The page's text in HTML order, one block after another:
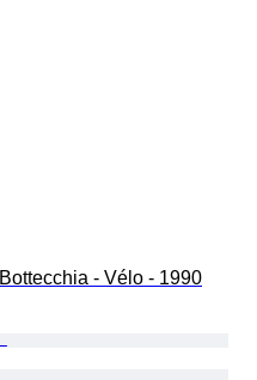
Bottecchia - Vélo - 1990